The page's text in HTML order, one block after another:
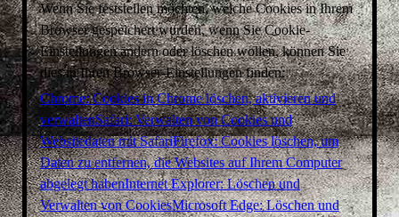
Wenn Sie feststellen möchten, welche Cookies in Ihrem
Browser gespeichert wurden, wenn Sie Cookie-
Einstellungen ändern oder löschen wollen, können Sie
dies in Ihren Browser-Einstellungen finden:
Chrome: Cookies in Chrome löschen, aktivieren und
verwaltenSafari: Verwalten von Cookies und
Websitedaten mit SafariFirefox: Cookies löschen, um
Daten zu entfernen, die Websites auf Ihrem Computer
abgelegt habenInternet Explorer: Löschen und
Verwalten von CookiesMicrosoft Edge: Löschen und